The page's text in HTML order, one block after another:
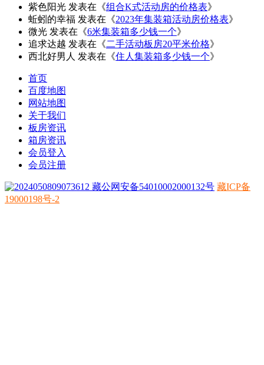
紫色阳光 发表在《组合K式活动房的价格表》
蚯蚓的幸福 发表在《2023年集装箱活动房价格表》
微光 发表在《6米集装箱多少钱一个》
追求达越 发表在《二手活动板房20平米价格》
西北好男人 发表在《住人集装箱多少钱一个》
首页
百度地图
网站地图
关于我们
板房资讯
箱房资讯
会员登入
会员注册
藏公网安备54010002000132号 藏ICP备
19000198号-2